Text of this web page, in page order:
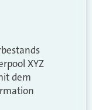
XYZ
dem